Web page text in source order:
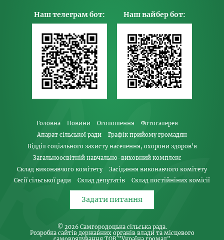
Наш телеграм бот: Наш вайбер бот:
Головна Новини Оголошення
Фотогалерея
Апарат сільської ради
Графік прийому громадян
Відділ соціального захисту населення, охорони здоров’я
Загальноосвітній навчально-виховний комплекс
Склад виконавчого комітету
Засідання виконавчого комітету
Сесії сільської ради
Склад депутатів Склад постійніних комісії
Задати питання
© 2026 Самгородоцька сільська рада.
Розробка сайтів державних органів влади та місцевого